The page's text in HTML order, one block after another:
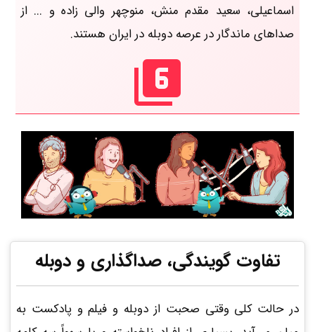
اسماعیلی، سعید مقدم منش، منوچهر والی زاده و ... از
صداهای ماندگار در عرصه دوبله در ایران هستند.
تفاوت گویندگی، صداگذاری و دوبله
در حالت کلی وقتی صحبت از دوبله و فیلم و پادکست به